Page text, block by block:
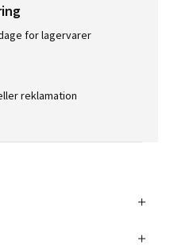
for lagervarer
reklamation